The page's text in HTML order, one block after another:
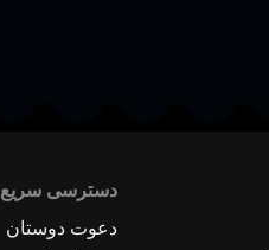
دسترسی سریع
دعوت دوستان